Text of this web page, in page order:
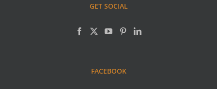
GET SOCIAL
FACEBOOK